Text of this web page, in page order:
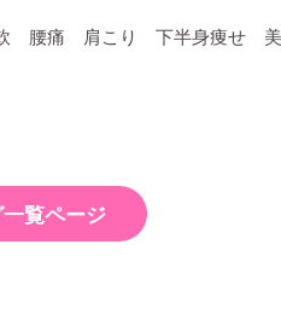
腰痛 肩こり 下半身痩せ
覧ページ